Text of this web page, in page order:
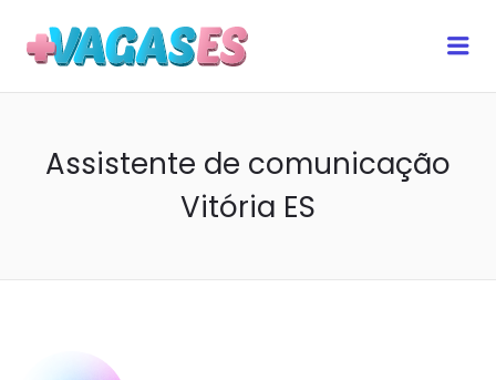
Assistente de comunicação
Vitória ES